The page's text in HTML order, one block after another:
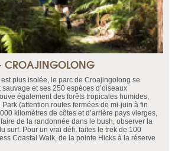
CROAJINGOLONG
plus isolée, le parc de Croajingolong se
et ses 250 espèces d’oiseaux
également des forêts tropicales humides,
(attention routes fermées de mi-juin à fin
kilomètres de côtes et d’arrière pays vierges,
faire de la randonnée dans le bush, observer la
surf. Pour un vrai défi, faites le trek de 100
Coastal Walk, de la pointe Hicks à la réserve